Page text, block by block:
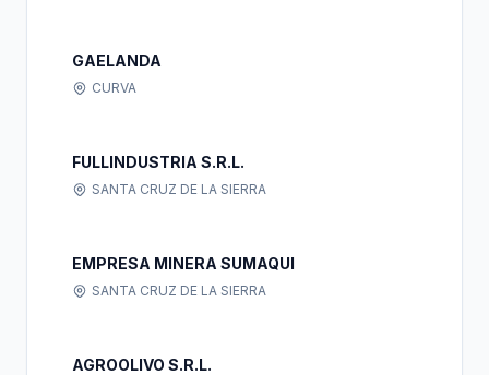
GAELANDA
CURVA
FULLINDUSTRIA S.R.L.
SANTA CRUZ DE LA SIERRA
EMPRESA MINERA SUMAQUI
SANTA CRUZ DE LA SIERRA
AGROOLIVO S.R.L.